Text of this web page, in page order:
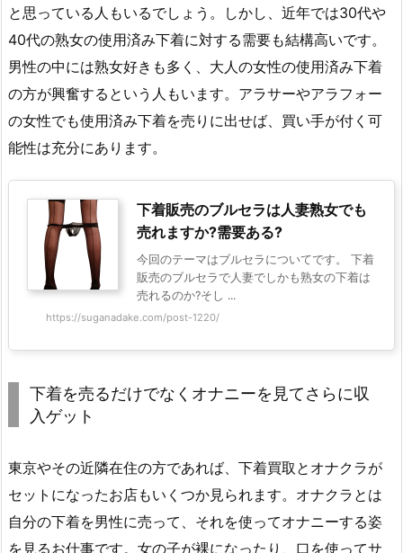
と思っている人もいるでしょう。しかし、近年では30代や
40代の熟女の使用済み下着に対する需要も結構高いです。
男性の中には熟女好きも多く、大人の女性の使用済み下着
の方が興奮するという人もいます。アラサーやアラフォー
の女性でも使用済み下着を売りに出せば、買い手が付く可
能性は充分にあります。
下着販売のブルセラは人妻熟女でも
売れますか?需要ある?
今回のテーマはブルセラについてです。 下着
販売のブルセラで人妻でしかも熟女の下着は
売れるのか?そし ...
https://suganadake.com/post-1220/
下着を売るだけでなくオナニーを見てさらに収
入ゲット
東京やその近隣在住の方であれば、下着買取とオナクラが
セットになったお店もいくつか見られます。オナクラとは
自分の下着を男性に売って、それを使ってオナニーする姿
を見るお仕事です。女の子が裸になったり、口を使ってサ